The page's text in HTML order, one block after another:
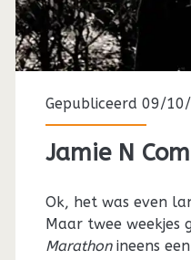
Gepubliceerd 09/
Jamie N
Ok, het was even
Maar twee weekjes
Marathonineens